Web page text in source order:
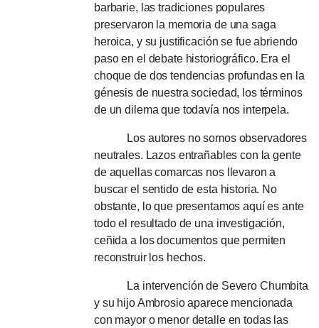
barbarie, las tradiciones populares
preservaron la memoria de una saga
heroica, y su justificación se fue abriendo
paso en el debate historiográfico. Era el
choque de dos tendencias profundas en la
génesis de nuestra sociedad, los términos
de un dilema que todavía nos interpela.
Los autores no somos observadores
neutrales. Lazos entrañables con la gente
de aquellas comarcas nos llevaron a
buscar el sentido de esta historia. No
obstante, lo que presentamos aquí es ante
todo el resultado de una investigación,
ceñida a los documentos que permiten
reconstruir los hechos.
La intervención de Severo Chumbita
y su hijo Ambrosio aparece mencionada
con mayor o menor detalle en todas las